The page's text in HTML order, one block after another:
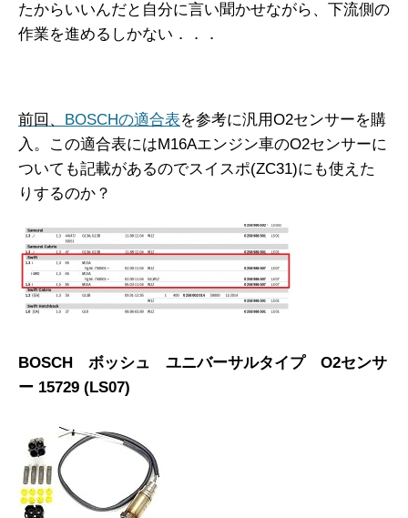
たからいいんだと自分に言い聞かせながら、下流側の
作業を進めるしかない．．．
前回、 BOSCHの適合表を参考に汎用O2センサーを購
入。この適合表にはM16Aエンジン車のO2センサーに
ついても記載があるのでスイスポ(ZC31)にも使えた
りするのか？
BOSCH ボッシュ ユニバーサルタイプ O2センサ
ー 15729 (LS07)